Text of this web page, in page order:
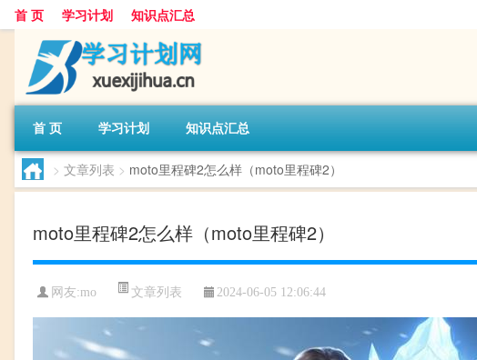
首 页 学习计划 知识点汇总
首 页 学习计划 知识点汇总
> 文章列表 > moto里程碑2怎么样（moto里程碑2）
moto里程碑2怎么样（moto里程碑2）
网友:mo 文章列表 2024-06-05 12:06:44